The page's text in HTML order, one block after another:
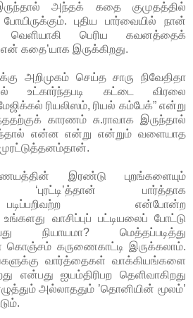
அந்தக் கதை குமுதத்தில்
புதிய பார்வையில் நான்
வெளியாகி பெரிய கவனத்தைக்
கதை’யாக இருக்கிறது.
அறிமுகம் செய்த சாரு நிவேதிதா
உட்கார்ந்தபடி கட்டை விரலை
ரியலிஸம், ரியல் கம்பேக்” என்று
காரணம் சு.ராவாக இருந்தால்
என்ன என்று என்றும் வளையாத
இரண்டு புறங்களையும்
‘புரட்டி’த்தான் பார்த்தாக
என்போன்ற
வாசிப்புப் பட்டியலைப் போட்டு
நியாயமா? மெத்தப்படித்து
கருணைகாட்டி இருக்கலாம்.
வார்த்தைகள் வாக்கியங்களை
என்பது ஐயம்திரிபற தெளிவாகிறது
அல்லாததும் ’தொனியின் மூலம்’